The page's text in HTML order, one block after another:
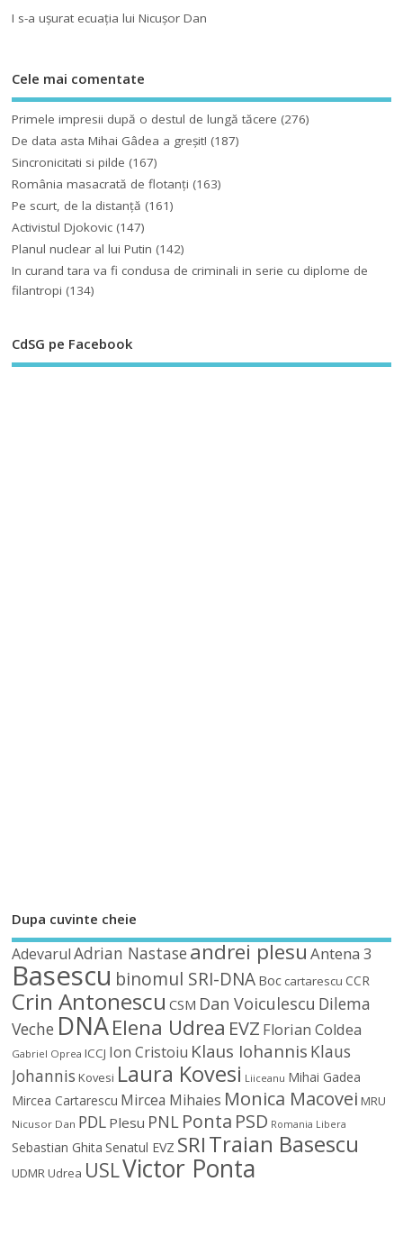
I s-a uşurat ecuaţia lui Nicuşor Dan
Cele mai comentate
Primele impresii după o destul de lungă tăcere (276)
De data asta Mihai Gâdea a greşit! (187)
Sincronicitati si pilde (167)
România masacrată de flotanţi (163)
Pe scurt, de la distanță (161)
Activistul Djokovic (147)
Planul nuclear al lui Putin (142)
In curand tara va fi condusa de criminali in serie cu diplome de
filantropi (134)
CdSG pe Facebook
Dupa cuvinte cheie
Adevarul Adrian Nastaseandrei plesuAntena 3
Basescu binomul SRI-DNA Boc cartarescu CCR
Crin Antonescu CSM Dan Voiculescu Dilema
Veche DNAElena Udrea EVZ Florian Coldea
Gabriel Oprea ICCJ Ion Cristoiu Klaus Iohannis Klaus
Johannis Kovesi Laura Kovesi Liiceanu Mihai Gadea
Mircea Cartarescu Mircea Mihaies Monica Macovei MRU
Nicusor Dan PDL Plesu PNL Ponta PSD Romania Libera
Sebastian Ghita Senatul EVZ SRITraian Basescu
UDMRUdrea USLVictor Ponta